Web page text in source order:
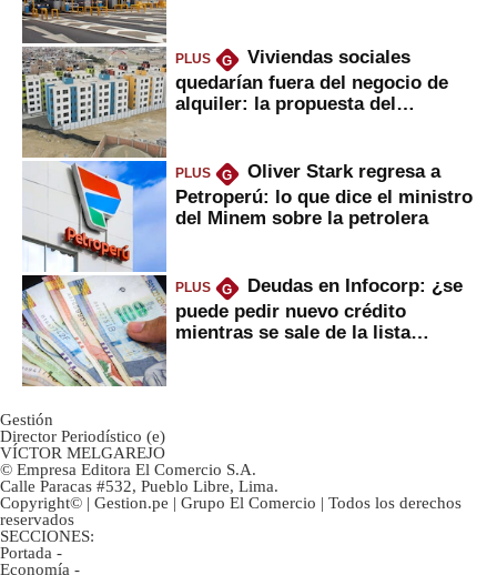
PLUS G
Viviendas sociales
quedarían fuera del negocio de
alquiler: la propuesta del
PLUS G
Oliver Stark regresa a
Petroperú: lo que dice el ministro
del Minem sobre la petrolera
PLUS G
Deudas en Infocorp: ¿se
puede pedir nuevo crédito
mientras se sale de la lista
Gestión
Director Periodístico (e)
VÍCTOR MELGAREJO
© Empresa Editora El Comercio S.A.
Calle Paracas #532, Pueblo Libre, Lima.
Copyright© | Gestion.pe | Grupo El Comercio | Todos los derechos
reservados
SECCIONES:
Portada -
Economía -